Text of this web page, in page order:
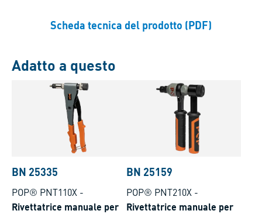
Scheda tecnica del prodotto (PDF)
Adatto a questo
BN 25335
POP® PNT110X -
Rivettatrice manuale per
BN 25159
POP® PNT210X -
Rivettatrice manuale per